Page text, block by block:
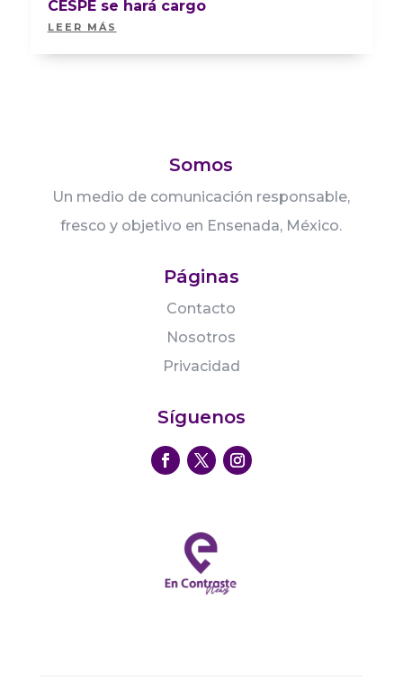
CESPE se hará cargo
LEER MÁS
Somos
Un medio de comunicación responsable,
fresco y objetivo en Ensenada, México.
Páginas
Contacto
Nosotros
Privacidad
Síguenos